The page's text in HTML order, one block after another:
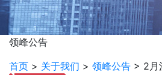
领峰公告
首页 > 关于我们 > 领峰公告 > 2月